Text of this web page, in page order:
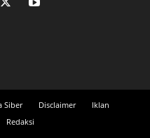
Siber Disclaimer
Iklan
Redaksi